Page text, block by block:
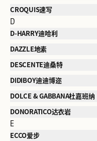
CROQUIS速写
D
D-HARRY迪哈利
DAZZLE地素
DESCENTE迪桑特
DIDIBOY迪迪博迩
DOLCE & GABBANA杜嘉班纳
DONORATICO达衣岩
E
ECCO爱步